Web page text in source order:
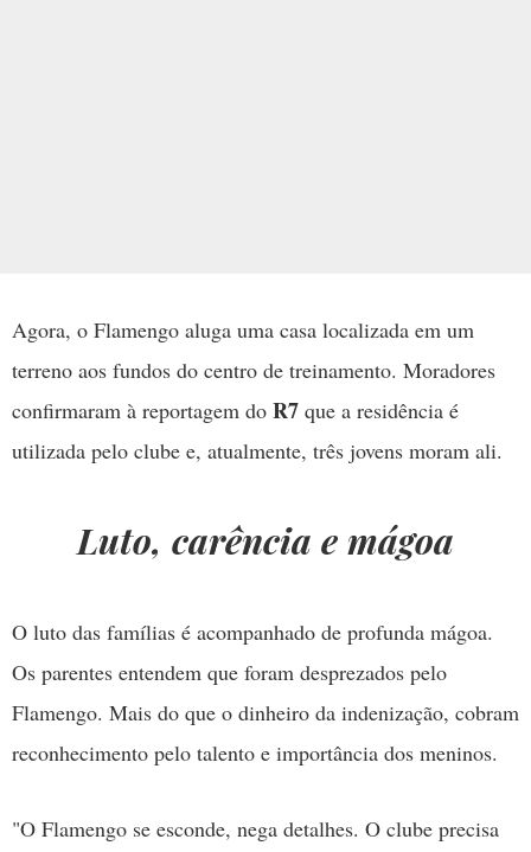
Agora, o Flamengo aluga uma casa localizada em um
terreno aos fundos do centro de treinamento. Moradores
confirmaram à reportagem do R7 que a residência é
utilizada pelo clube e, atualmente, três jovens moram ali.
Luto, carência e mágoa
O luto das famílias é acompanhado de profunda mágoa.
Os parentes entendem que foram desprezados pelo
Flamengo. Mais do que o dinheiro da indenização, cobram
reconhecimento pelo talento e importância dos meninos.
"O Flamengo se esconde, nega detalhes. O clube precisa